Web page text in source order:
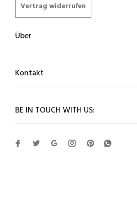
BE IN TOUCH WITH US:
Vertrag widerrufen
Über
Kontakt